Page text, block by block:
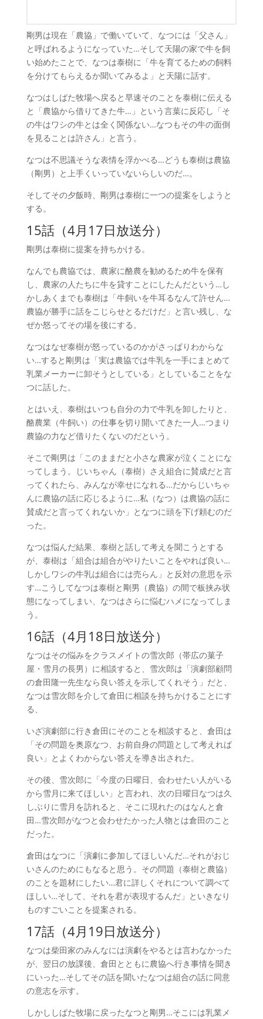
剛男は現在「農協」で働いていて、なつには「父さん」
と呼ばれるようになっていた…そして天陽の家で牛を飼
い始めたことで、なつは泰樹に「牛を育てるための飼料
を分けてもらえるか聞いてみるよ」と天陽に話す。
なつはしばた牧場へ戻ると早速そのことを泰樹に伝える
と「農協から借りてきた牛…」という言葉に反応し「そ
の牛はワシの牛とは全く関係ない…なつもその牛の面倒
を見ることは許さん」と言う。
なつは不思議そうな表情を浮かべる…どうも泰樹は農協
（剛男）と上手くいっていないらしいのだ…。
そしてその夕飯時、剛男は泰樹に一つの提案をしようと
する。
15話（4月17日放送分）
剛男は泰樹に提案を持ちかける。
なんでも農協では、農家に酪農を勧めるため牛を保有
し、農家の人たちに牛を貸すことにしたんだという…し
かしあくまでも泰樹は「牛飼いを牛耳るなんて許せん…
農協が勝手に話をこじらせとるだけだ」と言い残し、な
ぜか怒ってその場を後にする。
なつはなぜ泰樹が怒っているのかがさっぱりわからな
い…すると剛男は「実は農協では牛乳を一手にまとめて
乳業メーカーに卸そうとしている」としていることをな
つに話した。
とはいえ、泰樹はいつも自分の力で牛乳を卸したりと、
酪農業（牛飼い）の仕事を切り開いてきた一人…つまり
農協の力など借りたくないのだという。
そこで剛男は「このままだと小さな農家が泣くことにな
ってしまう。じいちゃん（泰樹）さえ組合に賛成だと言
ってくれたら、みんなが幸せになれる…だからじいちゃ
んに農協の話に応じるように…私（なつ）は農協の話に
賛成だと言ってくれないか」となつに頭を下げ頼むのだ
った。
なつは悩んだ結果、泰樹と話して考えを聞こうとする
が、泰樹は「組合は組合がやりたいことをやれば良い…
しかしワシの牛乳は組合には売らん」と反対の意思を示
す…こうしてなつは泰樹と剛男（農協）の間で板挟み状
態になってしまい、なつはさらに悩むハメになってしま
う。
16話（4月18日放送分）
なつはその悩みをクラスメイトの雪次郎（帯広の菓子
屋・雪月の長男）に相談すると、雪次郎は「演劇部顧問
の倉田隆一先生なら良い答えを示してくれそう」だと、
なつは雪次郎を介して倉田に相談を持ちかけることにす
る、
いざ演劇部に行き倉田にそのことを相談すると、倉田は
「その問題を奥原なつ、お前自身の問題として考えれば
良い」とよくわからない答えを導き出された。
その後、雪次郎に「今度の日曜日、会わせたい人がいる
から雪月に来てほしい」と言われ、次の日曜日なつは久
しぶりに雪月を訪れると、そこに現れたのはなんと倉
田…雪次郎がなつと会わせたかった人物とは倉田のこと
だった。
倉田はなつに「演劇に参加してほしいんだ…それがおじ
いさんのためにもなると思う。その問題（泰樹と農協）
のことを題材にしたい…君に詳しくそれについて調べて
ほしい…そして、それを君が表現するんだ」といきなり
ものすごいことを提案される。
17話（4月19日放送分）
なつは柴田家のみんなには演劇をやるとは言わなかった
が、翌日の放課後、倉田とともに農協へ行き事情を聞き
にいった…そしてその話を聞いたなつは組合の話に同意
の意志を示す。
しかししばた牧場に戻ったなつと剛男…そこには乳業メ